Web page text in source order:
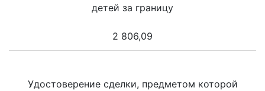
детей за границу
2 806,09
Удостоверение сделки, предметом которой